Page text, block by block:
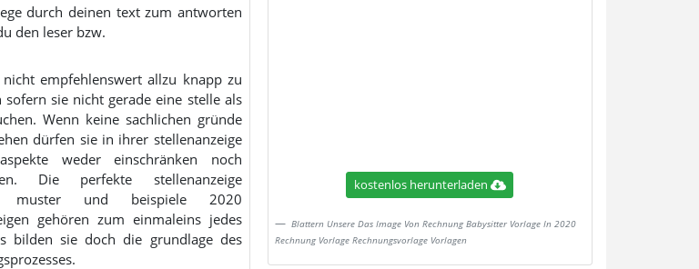
den leser bzw.
empfehlenswert allzu knapp zu
sofern sie nicht gerade eine stelle als
gründe
dürfen sie in ihrer stellenanzeige
weder einschränken noch
muster und beispiele 2020
gehören zum einmaleins jedes
bilden sie doch die grundlage des
kostenlos herunterladen
Blattern Unsere Das Image Von Rechnung Babysitter Vorlage In 2020
Rechnung Vorlage Rechnungsvorlage Vorlagen